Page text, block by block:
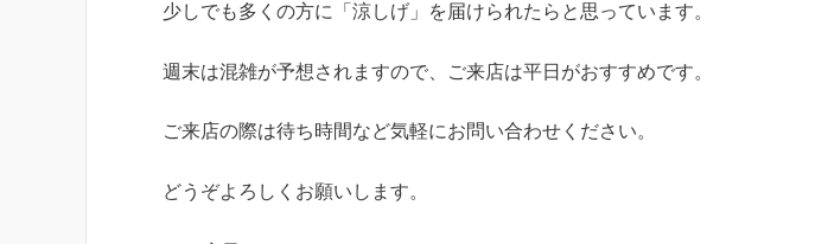
少しでも多くの方に「涼しげ」を届けられたらと思っています。
週末は混雑が予想されますので、ご来店は平日がおすすめです。
ご来店の際は待ち時間など気軽にお問い合わせください。
どうぞよろしくお願いします。